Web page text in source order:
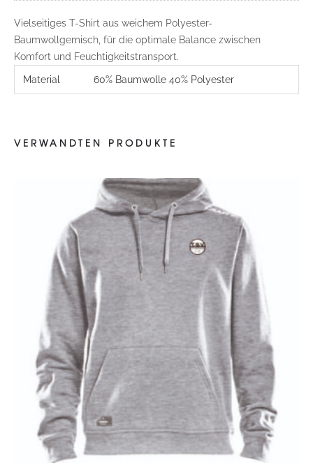
Vielseitiges T-Shirt aus weichem Polyester-
Baumwollgemisch, für die optimale Balance zwischen
Komfort und Feuchtigkeitstransport.
Material 60% Baumwolle 40% Polyester
VERWANDTEN PRODUKTE